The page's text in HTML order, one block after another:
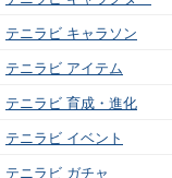
テニラビ キャラソン
テニラビ アイテム
テニラビ 育成・進化
テニラビ イベント
テニラビ ガチャ